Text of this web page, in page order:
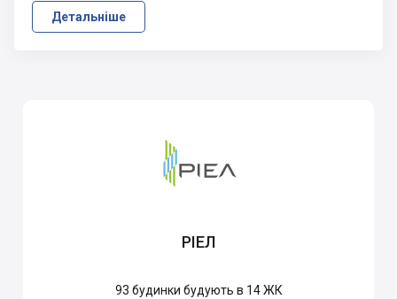
Детальніше
РІЕЛ
93 будинки будують в 14 ЖК